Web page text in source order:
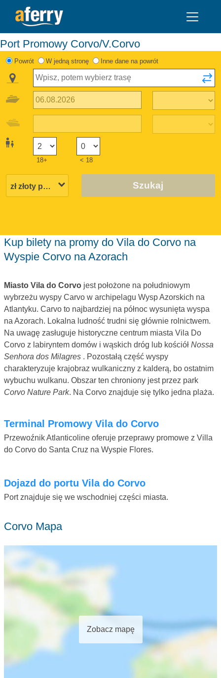
Port Promowy Corvo/V.Corvo
Powrót W jedną stronę Inne dane na powrót
18+ < 18
Szukaj
Kup bilety na promy do Vila do Corvo na
Wyspie Corvo na Azorach
Miasto Vila do Corvo jest położone na południowym
wybrzeżu wyspy Carvo w archipelagu Wysp Azorskich na
Atlantyku. Carvo to najbardziej na północ wysunięta wyspa
na Azorach. Lokalna ludność trudni się głównie rolnictwem.
Na uwagę zasługuje historyczne centrum miasta Vila Do
Corvo z labiryntem domów i wąskich dróg lub kościół Nossa
Senhora dos Milagres . Pozostałą część wyspy
charakteryzuje krajobraz wulkaniczny z kalderą, bo ostatnim
wybuchu wulkanu. Obszar ten chroniony jest przez park
Corvo Nature Park. Na Corvo znajduje się tylko jedna plaża.
Terminal Promowy Vila do Corvo
Przewoźnik Atlanticoline oferuje przeprawy promowe z Villa
do Corvo do Santa Cruz na Wyspie Flores.
Dojazd do portu Vila do Corvo
Port znajduje się we wschodniej części miasta.
Corvo Mapa
Zobacz mapę